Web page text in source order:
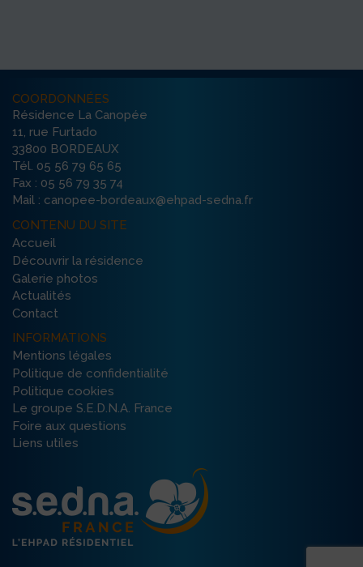
COORDONNÉES
Résidence La Canopée
11, rue Furtado
33800 BORDEAUX
Tél. 05 56 79 65 65
Fax : 05 56 79 35 74
Mail : canopee-bordeaux@ehpad-sedna.fr
CONTENU DU SITE
Accueil
Découvrir la résidence
Galerie photos
Actualités
Contact
INFORMATIONS
Mentions légales
Politique de confidentialité
Politique cookies
Le groupe S.E.D.N.A. France
Foire aux questions
Liens utiles